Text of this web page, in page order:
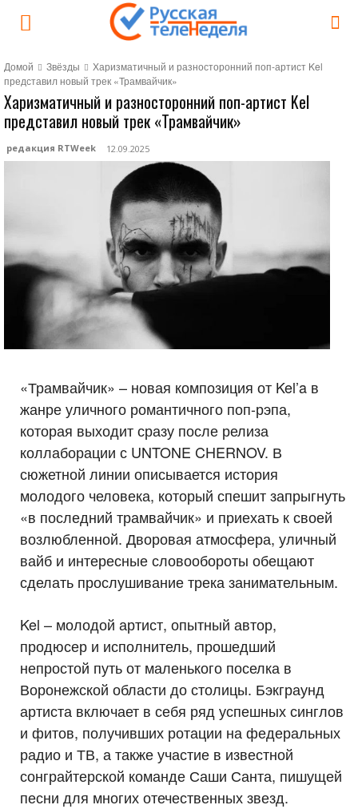
Домой Звёзды
Харизматичный и разносторонний поп-артист Kel
представил новый трек «Трамвайчик»
Харизматичный и разносторонний поп-артист Kel
представил новый трек «Трамвайчик»
редакция RTWeek 12.09.2025
«Трамвайчик» – новая композиция от Kel’a в
жанре уличного романтичного поп-рэпа,
которая выходит сразу после релиза
коллаборации с UNTONE CHERNOV. В
сюжетной линии описывается история
молодого человека, который спешит запрыгнуть
«в последний трамвайчик» и приехать к своей
возлюбленной. Дворовая атмосфера, уличный
вайб и интересные словообороты обещают
сделать прослушивание трека занимательным.
Kel – молодой артист, опытный автор,
продюсер и исполнитель, прошедший
непростой путь от маленького поселка в
Воронежской области до столицы. Бэкграунд
артиста включает в себя ряд успешных синглов
и фитов, получивших ротации на федеральных
радио и ТВ, а также участие в известной
сонграйтерской команде Саши Санта, пишущей
песни для многих отечественных звезд.